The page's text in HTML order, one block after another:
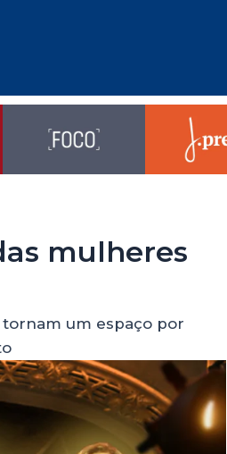
mulheres
tornam um espaço por